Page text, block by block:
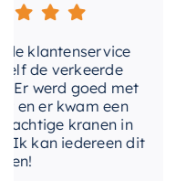
verkeerde
goed met
er kwam een
kranen in
iedereen dit